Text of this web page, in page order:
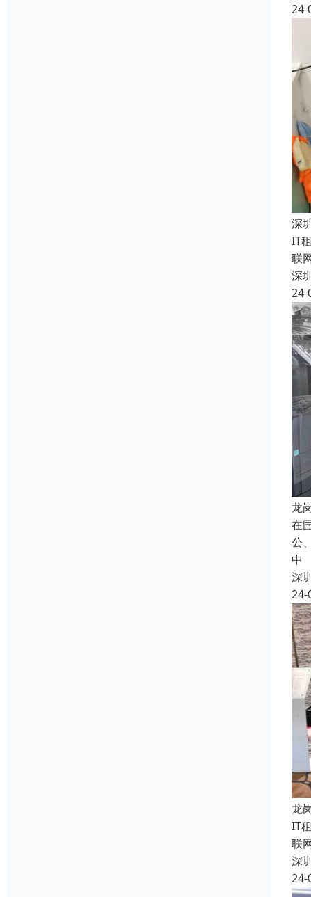
24-
深
IT
联
深
24-
龙
在
公
中
深
24-
龙
IT
联
深
24-